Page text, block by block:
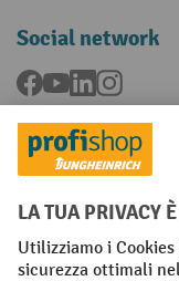
Social network
Facebook
YouTubeLinkedIn
Condizioni Generali
Dichiarazione di